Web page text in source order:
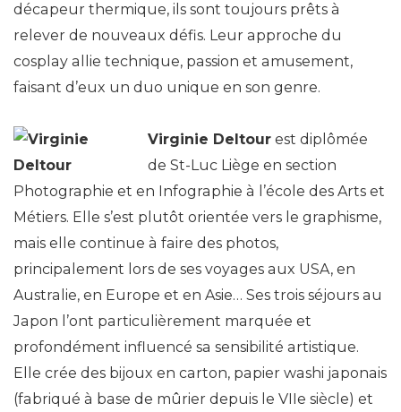
décapeur thermique, ils sont toujours prêts à
relever de nouveaux défis. Leur approche du
cosplay allie technique, passion et amusement,
faisant d’eux un duo unique en son genre.
Virginie Deltourest diplômée
de St-Luc Liège en section
Photographie et en Infographie à l’école des Arts et
Métiers. Elle s’est plutôt orientée vers le graphisme,
mais elle continue à faire des photos,
principalement lors de ses voyages aux USA, en
Australie, en Europe et en Asie… Ses trois séjours au
Japon l’ont particulièrement marquée et
profondément influencé sa sensibilité artistique.
Elle crée des bijoux en carton, papier washi japonais
(fabriqué à base de mûrier depuis le VIIe siècle) et